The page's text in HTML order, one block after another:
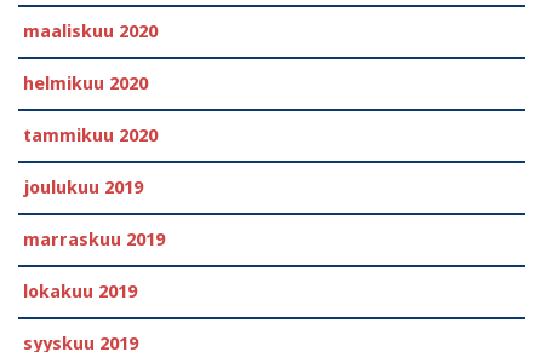
maaliskuu 2020
helmikuu 2020
tammikuu 2020
joulukuu 2019
marraskuu 2019
lokakuu 2019
syyskuu 2019